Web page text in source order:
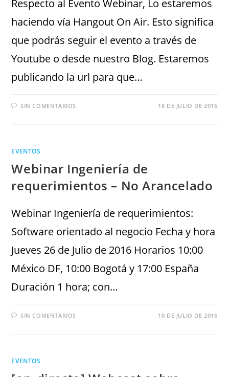
Respecto al Evento Webinar, Lo estaremos
haciendo vía Hangout On Air. Esto significa
que podrás seguir el evento a través de
Youtube o desde nuestro Blog. Estaremos
publicando la url para que…
SIN COMENTARIOS 18 DE JULIO DE 2016
EVENTOS
Webinar Ingeniería de
requerimientos – No Arancelado
Webinar Ingeniería de requerimientos:
Software orientado al negocio Fecha y hora
Jueves 26 de Julio de 2016 Horarios 10:00
México DF, 10:00 Bogotá y 17:00 España
Duración 1 hora; con…
SIN COMENTARIOS 10 DE JULIO DE 2016
EVENTOS